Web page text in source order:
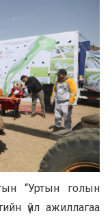
“Уртын голын
үйл ажиллагаа